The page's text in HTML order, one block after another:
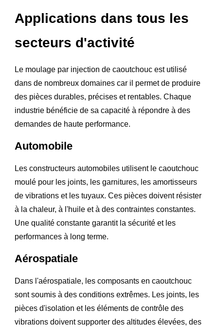
Applications dans tous les
secteurs d'activité
Le moulage par injection de caoutchouc est utilisé
dans de nombreux domaines car il permet de produire
des pièces durables, précises et rentables. Chaque
industrie bénéficie de sa capacité à répondre à des
demandes de haute performance.
Automobile
Les constructeurs automobiles utilisent le caoutchouc
moulé pour les joints, les garnitures, les amortisseurs
de vibrations et les tuyaux. Ces pièces doivent résister
à la chaleur, à l'huile et à des contraintes constantes.
Une qualité constante garantit la sécurité et les
performances à long terme.
Aérospatiale
Dans l'aérospatiale, les composants en caoutchouc
sont soumis à des conditions extrêmes. Les joints, les
pièces d'isolation et les éléments de contrôle des
vibrations doivent supporter des altitudes élevées, des